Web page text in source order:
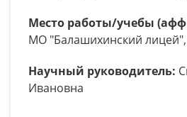
Место работы/учебы
МО "Балашихинский лицей",
Научный руководитель:
Ивановна